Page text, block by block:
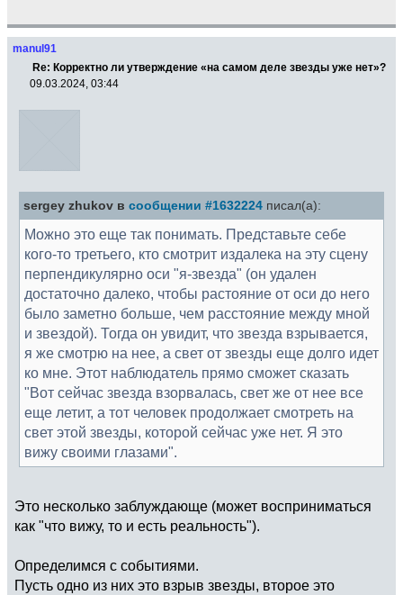
manul91
Re: Корректно ли утверждение «на самом деле звезды уже нет»?
09.03.2024, 03:44
sergey zhukov в сообщении #1632224 писал(а):
Можно это еще так понимать. Представьте себе
кого-то третьего, кто смотрит издалека на эту сцену
перпендикулярно оси "я-звезда" (он удален
достаточно далеко, чтобы растояние от оси до него
было заметно больше, чем расстояние между мной
и звездой). Тогда он увидит, что звезда взрывается,
я же смотрю на нее, а свет от звезды еще долго идет
ко мне. Этот наблюдатель прямо сможет сказать
"Вот сейчас звезда взорвалась, свет же от нее все
еще летит, а тот человек продолжает смотреть на
свет этой звезды, которой сейчас уже нет. Я это
вижу своими глазами".
Это несколько заблуждающе (может восприниматься
как "что вижу, то и есть реальность").
Определимся с событиями.
Пусть одно из них это взрыв звезды, второе это